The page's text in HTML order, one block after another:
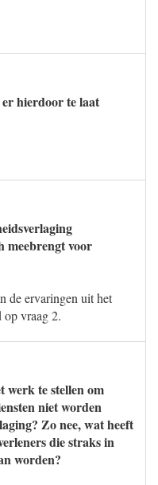
hierdoor te laat
meebrengt voor
de ervaringen uit het
op vraag 2.
werk te stellen om
niet worden
Zo nee, wat heeft
die straks in
worden?